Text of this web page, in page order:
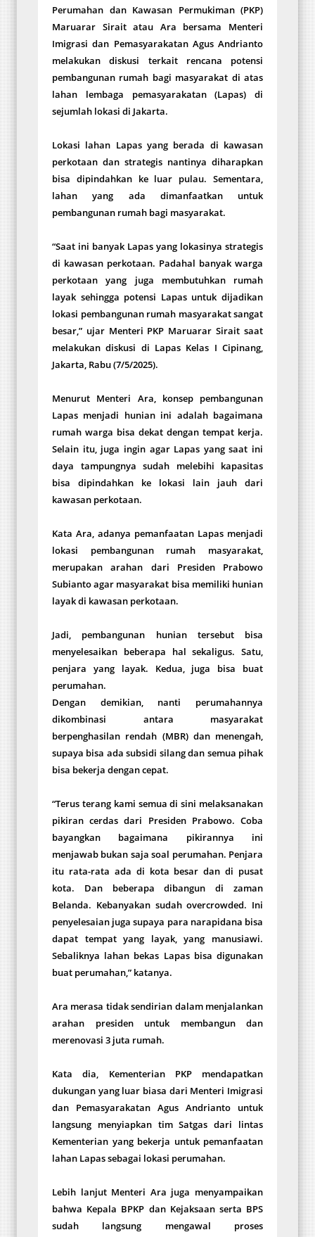
Perumahan dan Kawasan Permukiman (PKP)
Maruarar Sirait atau Ara bersama Menteri
Imigrasi dan Pemasyarakatan Agus Andrianto
melakukan diskusi terkait rencana potensi
pembangunan rumah bagi masyarakat di atas
lahan lembaga pemasyarakatan (Lapas) di
sejumlah lokasi di Jakarta.
Lokasi lahan Lapas yang berada di kawasan
perkotaan dan strategis nantinya diharapkan
bisa dipindahkan ke luar pulau. Sementara,
lahan yang ada dimanfaatkan untuk
pembangunan rumah bagi masyarakat.
“Saat ini banyak Lapas yang lokasinya strategis
di kawasan perkotaan. Padahal banyak warga
perkotaan yang juga membutuhkan rumah
layak sehingga potensi Lapas untuk dijadikan
lokasi pembangunan rumah masyarakat sangat
besar,” ujar Menteri PKP Maruarar Sirait saat
melakukan diskusi di Lapas Kelas I Cipinang,
Jakarta, Rabu (7/5/2025).
Menurut Menteri Ara, konsep pembangunan
Lapas menjadi hunian ini adalah bagaimana
rumah warga bisa dekat dengan tempat kerja.
Selain itu, juga ingin agar Lapas yang saat ini
daya tampungnya sudah melebihi kapasitas
bisa dipindahkan ke lokasi lain jauh dari
kawasan perkotaan.
Kata Ara, adanya pemanfaatan Lapas menjadi
lokasi pembangunan rumah masyarakat,
merupakan arahan dari Presiden Prabowo
Subianto agar masyarakat bisa memiliki hunian
layak di kawasan perkotaan.
Jadi, pembangunan hunian tersebut bisa
menyelesaikan beberapa hal sekaligus. Satu,
penjara yang layak. Kedua, juga bisa buat
perumahan.
Dengan demikian, nanti perumahannya
dikombinasi antara masyarakat
berpenghasilan rendah (MBR) dan menengah,
supaya bisa ada subsidi silang dan semua pihak
bisa bekerja dengan cepat.
“Terus terang kami semua di sini melaksanakan
pikiran cerdas dari Presiden Prabowo. Coba
bayangkan bagaimana pikirannya ini
menjawab bukan saja soal perumahan. Penjara
itu rata-rata ada di kota besar dan di pusat
kota. Dan beberapa dibangun di zaman
Belanda. Kebanyakan sudah overcrowded. Ini
penyelesaian juga supaya para narapidana bisa
dapat tempat yang layak, yang manusiawi.
Sebaliknya lahan bekas Lapas bisa digunakan
buat perumahan,” katanya.
Ara merasa tidak sendirian dalam menjalankan
arahan presiden untuk membangun dan
merenovasi 3 juta rumah.
Kata dia, Kementerian PKP mendapatkan
dukungan yang luar biasa dari Menteri Imigrasi
dan Pemasyarakatan Agus Andrianto untuk
langsung menyiapkan tim Satgas dari lintas
Kementerian yang bekerja untuk pemanfaatan
lahan Lapas sebagai lokasi perumahan.
Lebih lanjut Menteri Ara juga menyampaikan
bahwa Kepala BPKP dan Kejaksaan serta BPS
sudah langsung mengawal proses